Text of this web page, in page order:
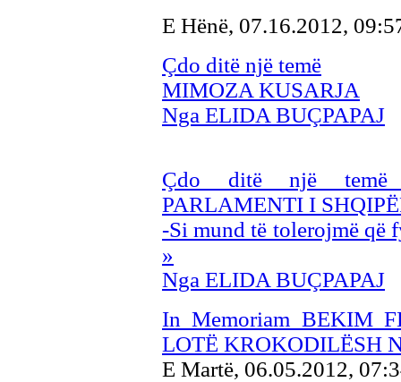
E Hënë, 07.16.2012,
Çdo ditë një temë
MIMOZA KUSARJA
Nga ELIDA BUÇPAPAJ
Çdo ditë një temë
PARLAMENTI I
-Si mund të tolerojmë që
»
Nga ELIDA BUÇPAPAJ
In Memoriam BEKIM
LOTË KROKODILËSH
E Martë, 06.05.2012,